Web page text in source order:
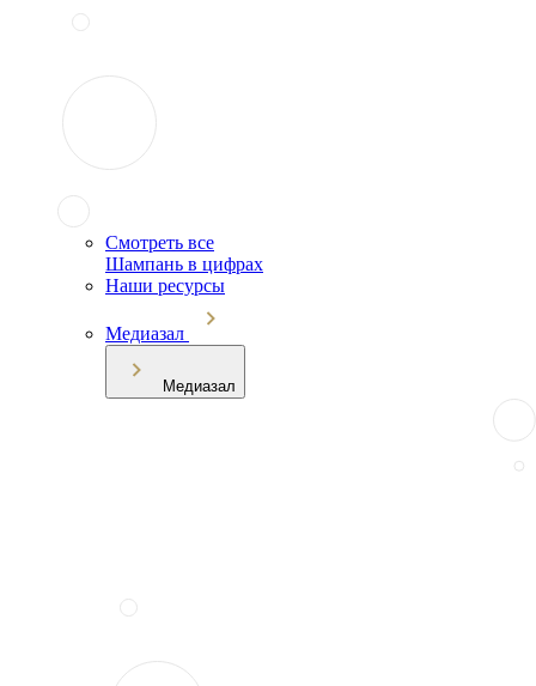
Смотреть все
Шампань в цифрах
Наши ресурсы
Медиазал
Медиазал